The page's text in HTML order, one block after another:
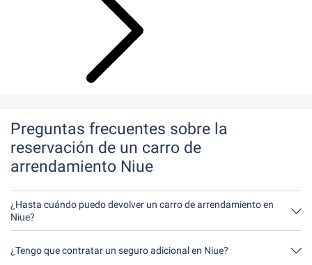
Preguntas frecuentes sobre la
reservación de un carro de
arrendamiento Niue
¿Hasta cuándo puedo devolver un carro de arrendamiento en
Niue?
En principio, puede devolver el carro de arrendamiento a
carro de arrendamiento más tarde de lo indicado al hacer la
¿Tengo que contratar un seguro adicional en Niue?